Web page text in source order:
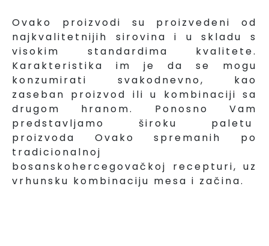
Ovako proizvodi su proizvedeni od
najkvalitetnijih sirovina i u skladu s
visokim standardima kvalitete.
Karakteristika im je da se mogu
konzumirati svakodnevno, kao
zaseban proizvod ili u kombinaciji sa
drugom hranom. Ponosno Vam
predstavljamo široku paletu
proizvoda Ovako spremanih po
tradicionalnoj
bosanskohercegovačkoj recepturi, uz
vrhunsku kombinaciju mesa i začina.